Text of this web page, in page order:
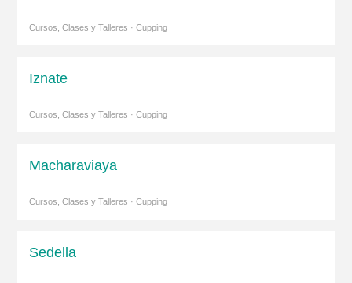
Cursos, Clases y Talleres · Cupping
Iznate
Cursos, Clases y Talleres · Cupping
Macharaviaya
Cursos, Clases y Talleres · Cupping
Sedella